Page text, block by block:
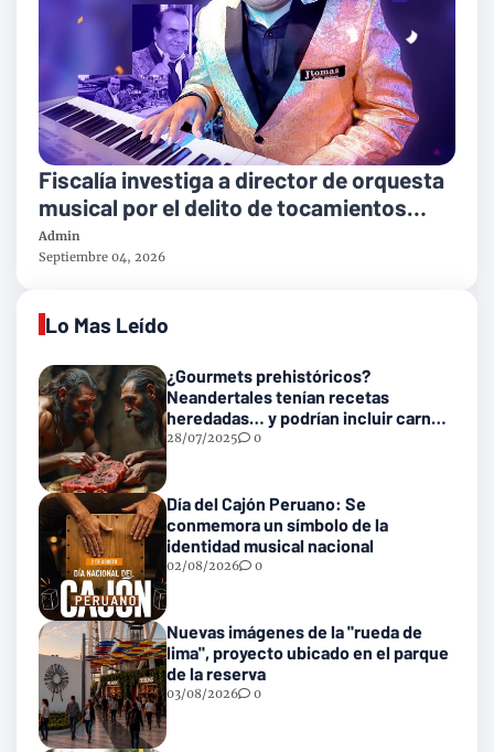
Fiscalía investiga a director de orquesta
musical por el delito de tocamientos
indebidos
Admin
Septiembre 04, 2026
Lo Mas Leído
¿Gourmets prehistóricos?
Neandertales tenían recetas
heredadas… y podrían incluir carne
con gusanos
28/07/2025 0
Día del Cajón Peruano: Se
conmemora un símbolo de la
identidad musical nacional
02/08/2026 0
Nuevas imágenes de la "rueda de
lima", proyecto ubicado en el parque
de la reserva
03/08/2026 0